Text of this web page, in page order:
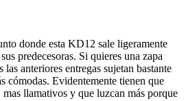
donde esta KD12 sale ligeramente
predecesoras. Si quieres una zapa
anteriores entregas sujetan bastante
cómodas. Evidentemente tienen que
llamativos y que luzcan más porque